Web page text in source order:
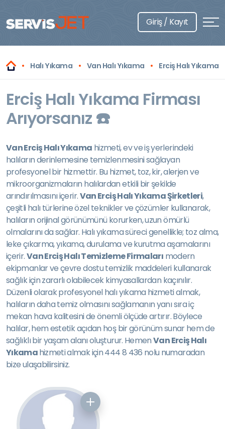
Giriş / Kayıt
Halı Yıkama Van Halı Yıkama Erciş Halı Yıkama
Erciş Halı Yıkama Firması
Arıyorsanız ☎️
Van Erciş Halı Yıkama hizmeti, ev ve iş yerlerindeki
halıların derinlemesine temizlenmesini sağlayan
profesyonel bir hizmettir. Bu hizmet, toz, kir, alerjen ve
mikroorganizmaların halılardan etkili bir şekilde
arındırılmasını içerir.Van Erciş Halı Yıkama Şirketleri,
çeşitli halı türlerine özel teknikler ve çözümler kullanarak,
halıların orijinal görünümünü korurken, uzun ömürlü
olmalarını da sağlar. Halı yıkama süreci genellikle; toz alma,
leke çıkarma, yıkama, durulama ve kurutma aşamalarını
içerir.Van Erciş Halı Temizleme Firmaları modern
ekipmanlar ve çevre dostu temizlik maddeleri kullanarak
sağlık için zararlı olabilecek kimyasallardan kaçınılır.
Düzenli olarak profesyonel halı yıkama hizmeti almak,
halıların daha temiz olmasını sağlamanın yanı sıra iç
mekan hava kalitesini de önemli ölçüde artırır. Böylece
halılar, hem estetik açıdan hoş bir görünüm sunar hem de
sağlıklı bir yaşam alanı oluşturur. HemenVan Erciş Halı
Yıkamahizmeti almak için 444 8 436 nolu numaradan
bize ulaşabilirsiniz.